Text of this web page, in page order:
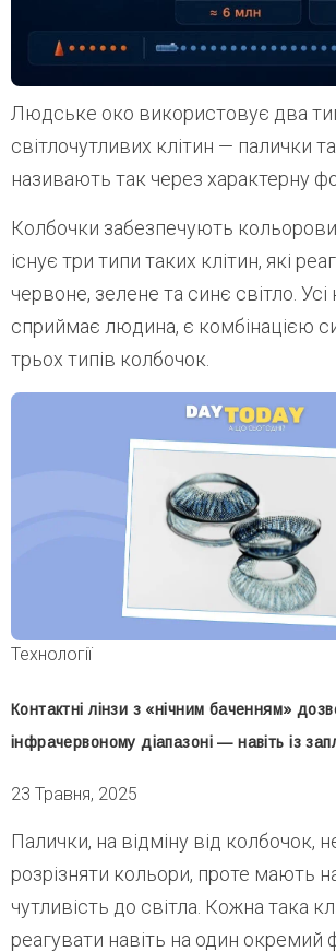
Людське око використовує два
світлочутливих клітин — палички
називають так через характерну
Колбочки забезпечують
існує три типи таких клітин, які
червоне, зелене та синє світло. Усі
сприймає людина, є комбінацією
трьох типів колбочок.
Технології
Контактні лінзи з «нічним баченням»
інфрачервоному діапазоні — навіть із
23 Травня, 2025
Палички, на відміну від колбочок,
розрізняти кольори, проте мають
чутливість до світла. Кожна така
реагувати навіть на один окремий